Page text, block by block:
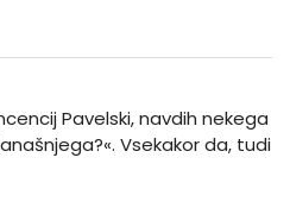
Pavelski, navdih nekega
Vsekakor da, tudi